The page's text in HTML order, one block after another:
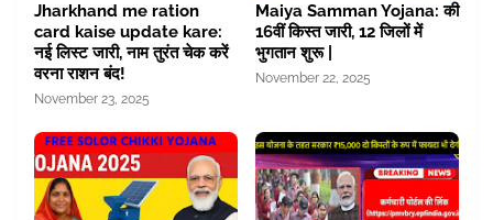
Jharkhand me ration
card kaise update kare:
नई लिस्ट जारी, नाम तुरंत चेक करें
वरना राशन बंद!
November 23, 2025
Maiya Samman Yojana: की
16वीं किस्त जारी, 12 जिलों में
भुगतान शुरू |
November 22, 2025